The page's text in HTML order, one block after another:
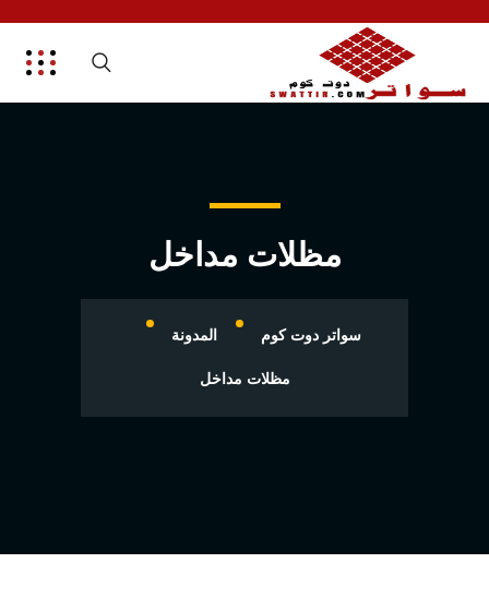
مظلات مداخل
سواتر دوت كوم المدونة
مظلات مداخل